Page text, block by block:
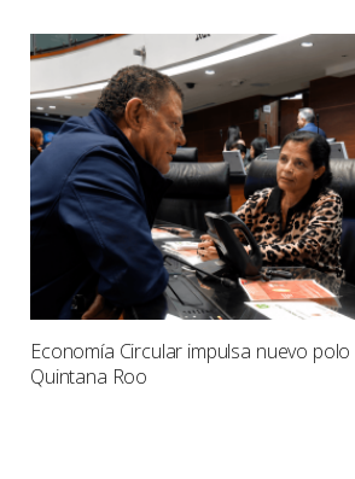
Economía Circular impulsa nuevo
Quintana Roo